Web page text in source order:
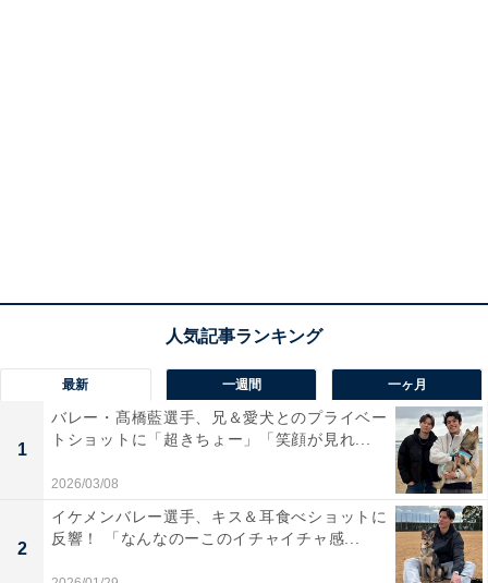
最新 一週間 一ヶ月
1
バレー・髙橋藍選手、兄＆愛犬とのプライベー
トショットに「超きちょー」「笑顔が見れ...
2026/03/08
2
イケメンバレー選手、キス＆耳食べショットに
反響！ 「なんなのーこのイチャイチャ感...